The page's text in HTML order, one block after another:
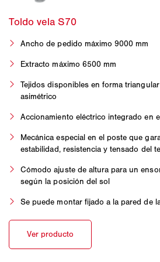
Ancho de pedido máximo 9000 mm
Extracto máximo 6500 mm
Tejidos disponibles en forma
asimétrico
Accionamiento eléctrico integrado en
Mecánica especial en el poste que
estabilidad, resistencia y tensado del
Cómodo ajuste de altura para un
según la posición del sol
Se puede montar fijado a la pared de